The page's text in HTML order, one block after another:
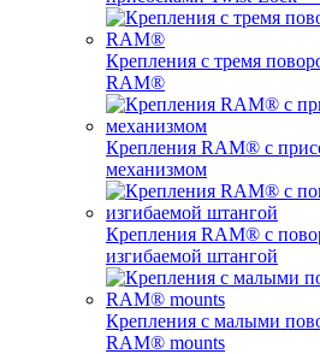
Крепления с тремя
RAM®
Крепления RAM® с
механизмом
Крепления RAM® с
изгибаемой штангой
Крепления с малыми
RAM® mounts